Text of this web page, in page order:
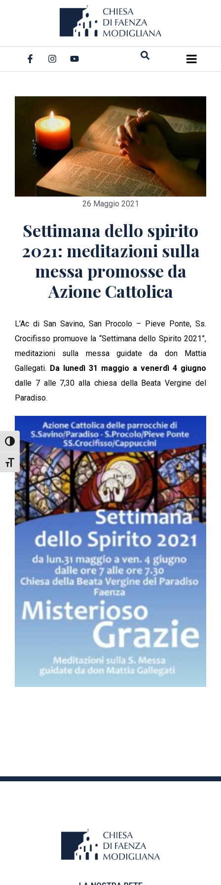
Attiva/disattiva alto contrasto
Attiva/disattiva dimensione testo
26 Maggio 2021
Settimana dello spirito
2021: meditazioni sulla
messa promosse da
Azione Cattolica
L’Ac di San Savino, San Procolo – Pieve Ponte, Ss.
Crocifisso promuove la “Settimana dello Spirito 2021”,
meditazioni sulla messa guidate da don Mattia
Gallegati. Da lunedì 31 maggio a venerdì 4 giugno
dalle 7 alle 7,30 alla chiesa della Beata Vergine del
Paradiso.